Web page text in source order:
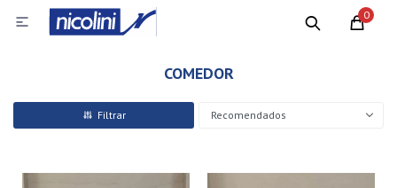
0

COMEDOR
Recomendados